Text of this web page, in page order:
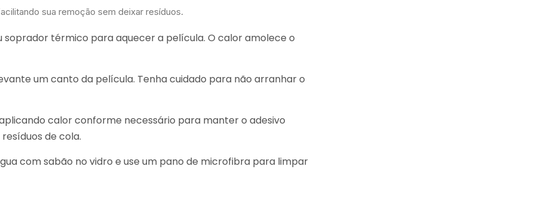
sua remoção sem deixar resíduos.
soprador térmico para aquecer a película. O calor amolece o
um canto da película. Tenha cuidado para não arranhar o
calor conforme necessário para manter o adesivo
de cola.
com sabão no vidro e use um pano de microfibra para limpar